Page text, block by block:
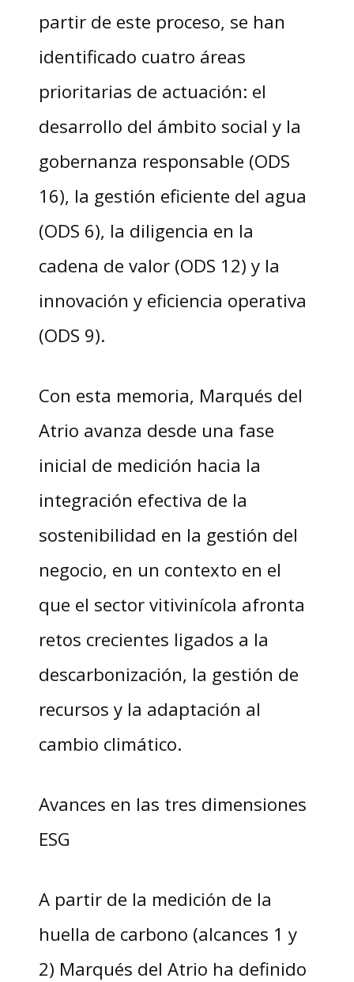
partir de este proceso, se han
identificado cuatro áreas
prioritarias de actuación: el
desarrollo del ámbito social y la
gobernanza responsable (ODS
16), la gestión eficiente del agua
(ODS 6), la diligencia en la
cadena de valor (ODS 12) y la
innovación y eficiencia operativa
(ODS 9).
Con esta memoria, Marqués del
Atrio avanza desde una fase
inicial de medición hacia la
integración efectiva de la
sostenibilidad en la gestión del
negocio, en un contexto en el
que el sector vitivinícola afronta
retos crecientes ligados a la
descarbonización, la gestión de
recursos y la adaptación al
cambio climático.
Avances en las tres dimensiones
ESG
A partir de la medición de la
huella de carbono (alcances 1 y
2) Marqués del Atrio ha definido